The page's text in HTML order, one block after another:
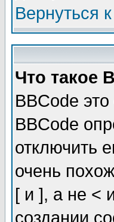
Вернуться
Что такое
BBCode
BBCode
отключить
очень
[ и ], а не <
создании